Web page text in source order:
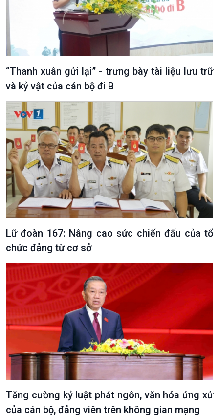
Podcast
Góc nhìn VOV1
Bình luận
10 phút Sự kiện - Luận bàn
Câu chuyện thời sự
Dòng chảy sự kiện
Đối thoại
Diễn đàn chủ nhật
Chuyện đêm
“Thanh xuân gửi lại” - trưng bày tài liệu lưu trữ
và kỷ vật của cán bộ đi B
Lữ đoàn 167: Nâng cao sức chiến đấu của tổ
chức đảng từ cơ sở
Tăng cường kỷ luật phát ngôn, văn hóa ứng xử
của cán bộ, đảng viên trên không gian mạng